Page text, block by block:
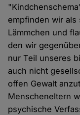
empfinden wir
Lämmchen und
den wir
nur Teil unseres
auch nicht
offen Gewalt
Menscheneltern
psychische